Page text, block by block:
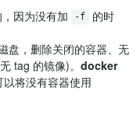
因为没有加 -f
的时
盘，删除关闭的容器、无
tag 的镜像)。 docker
将没有容器使用